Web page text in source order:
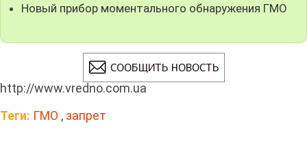
Новый прибор моментального обнаружения ГМО
http://www.vredno.com.ua
Теги: ГМО , запрет